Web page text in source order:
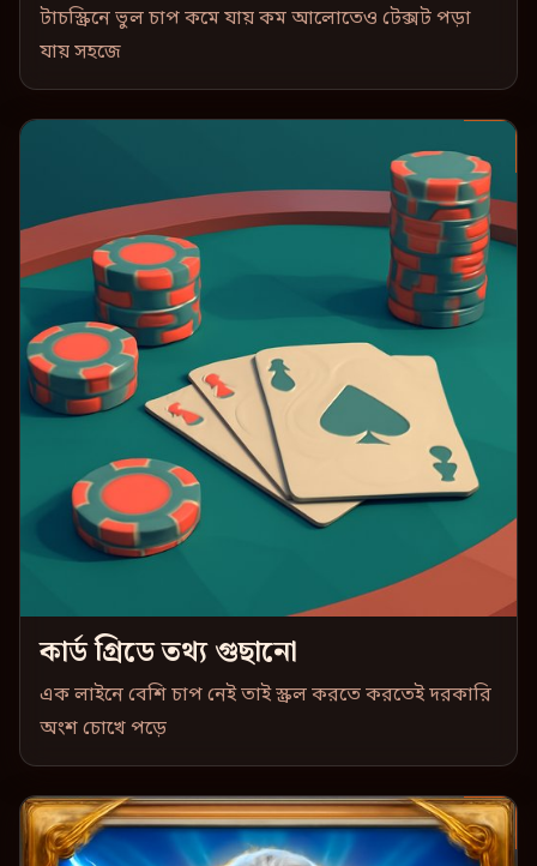
টাচস্ক্রিনে ভুল চাপ কমে যায় কম আলোতেও টেক্সট পড়া
যায় সহজে
কার্ড গ্রিডে তথ্য গুছানো
এক লাইনে বেশি চাপ নেই তাই স্ক্রল করতে করতেই দরকারি
অংশ চোখে পড়ে